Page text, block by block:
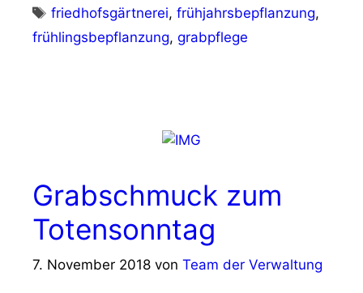
Schlagwörter
friedhofsgärtnerei,frühjahrsbepflanzung,
frühlingsbepflanzung, grabpflege
Grabschmuck zum
Totensonntag
7. November 2018 von Team der Verwaltung